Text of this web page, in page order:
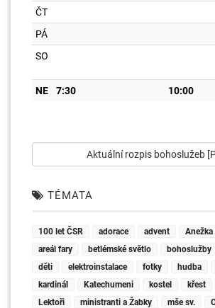
ČT
PÁ
SO
NE 7:30 10:00
Aktuální rozpis bohoslužeb
TÉMATA
100 let ČSR adorace advent
Anežka
areál fary
betlémské světlo bohoslužby
děti
elektroinstalace fotky hudba
kardinál
Katechumeni kostel křest
Lektoři
ministranti a Žabky mše sv.